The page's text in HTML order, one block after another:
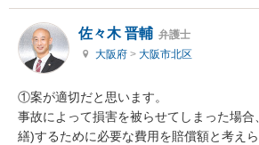
佐々木 晋輔 弁護士
大阪府 > 大阪市北区
①案が適切だと思います。
事故によって損害を被らせてしまった場
繕)するために必要な費用を賠償額と考えら